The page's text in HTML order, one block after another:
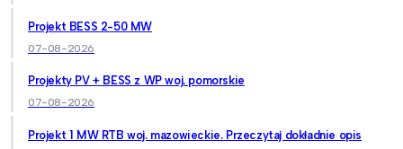
Projekt BESS 2-50 MW
07-08-2026
Projekty PV + BESS z WP woj. pomorskie
07-08-2026
Projekt 1 MW RTB woj. mazowieckie. Przeczytaj dokładnie opis